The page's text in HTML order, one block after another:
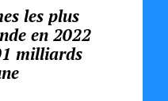
les plus
en 2022
milliards